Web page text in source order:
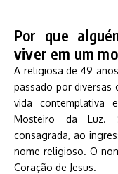
Por que
viver em um
A religiosa de 49
passado por diversas
vida contemplativa
Mosteiro da Luz.
consagrada, ao
nome religioso. O
Coração de Jesus.